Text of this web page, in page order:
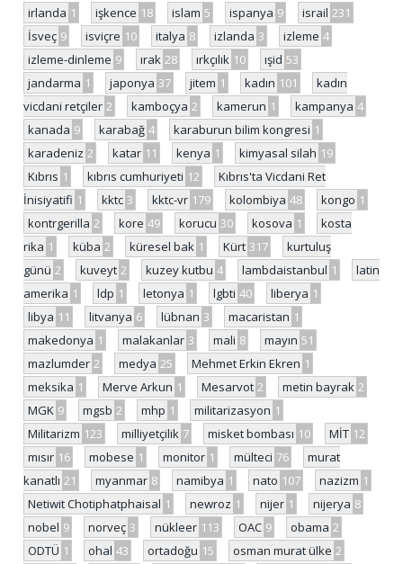
irlanda 1 işkence 18 islam 5 ispanya 9 israil 231
İsveç 9 isviçre 10 italya 8 izlanda 3 izleme 4
izleme-dinleme 9 ırak 28 ırkçılık 10 ışid 53
jandarma 1 japonya 37 jitem 1 kadın 101
kadın
vicdani retçiler 2 kamboçya 2 kamerun 1 kampanya 4
kanada 9 karabağ 4 karaburun bilim kongresi 1
karadeniz 2 katar 11 kenya 1 kimyasal silah 19
Kıbrıs 1 kıbrıs cumhuriyeti 12
Kıbrıs'ta Vicdani Ret
İnisiyatifi 1 kktc 3 kktc-vr 179 kolombiya 48 kongo 1
kontrgerilla 2 kore 49 korucu 30 kosova 1
kosta
rika 1 küba 2 küresel bak 1 Kürt 317
kurtuluş
günü 2 kuveyt 2 kuzey kutbu 4 lambdaistanbul 1
latin
amerika 1 ldp 1 letonya 1 lgbti 40 liberya 1
libya 11 litvanya 6 lübnan 3 macaristan 1
makedonya 1 malakanlar 3 mali 8 mayın 51
mazlumder 2 medya 25 Mehmet Erkin Ekren 1
meksika 1 Merve Arkun 1 Mesarvot 2 metin bayrak 2
MGK 9 mgsb 2 mhp 1 militarizasyon 1
Militarizm 123 milliyetçilik 7 misket bombası 10 MİT 12
mısır 16 mobese 1 monitor 1 mülteci 76
murat
kanatlı 21 myanmar 8 namibya 1 nato 107 nazizm 1
Netiwit Chotiphatphaisal 1 newroz 1 nijer 1 nijerya 8
nobel 9 norveç 3 nükleer 113 OAC 9 obama 2
ODTÜ 1 ohal 43 ortadoğu 15 osman murat ülke 2